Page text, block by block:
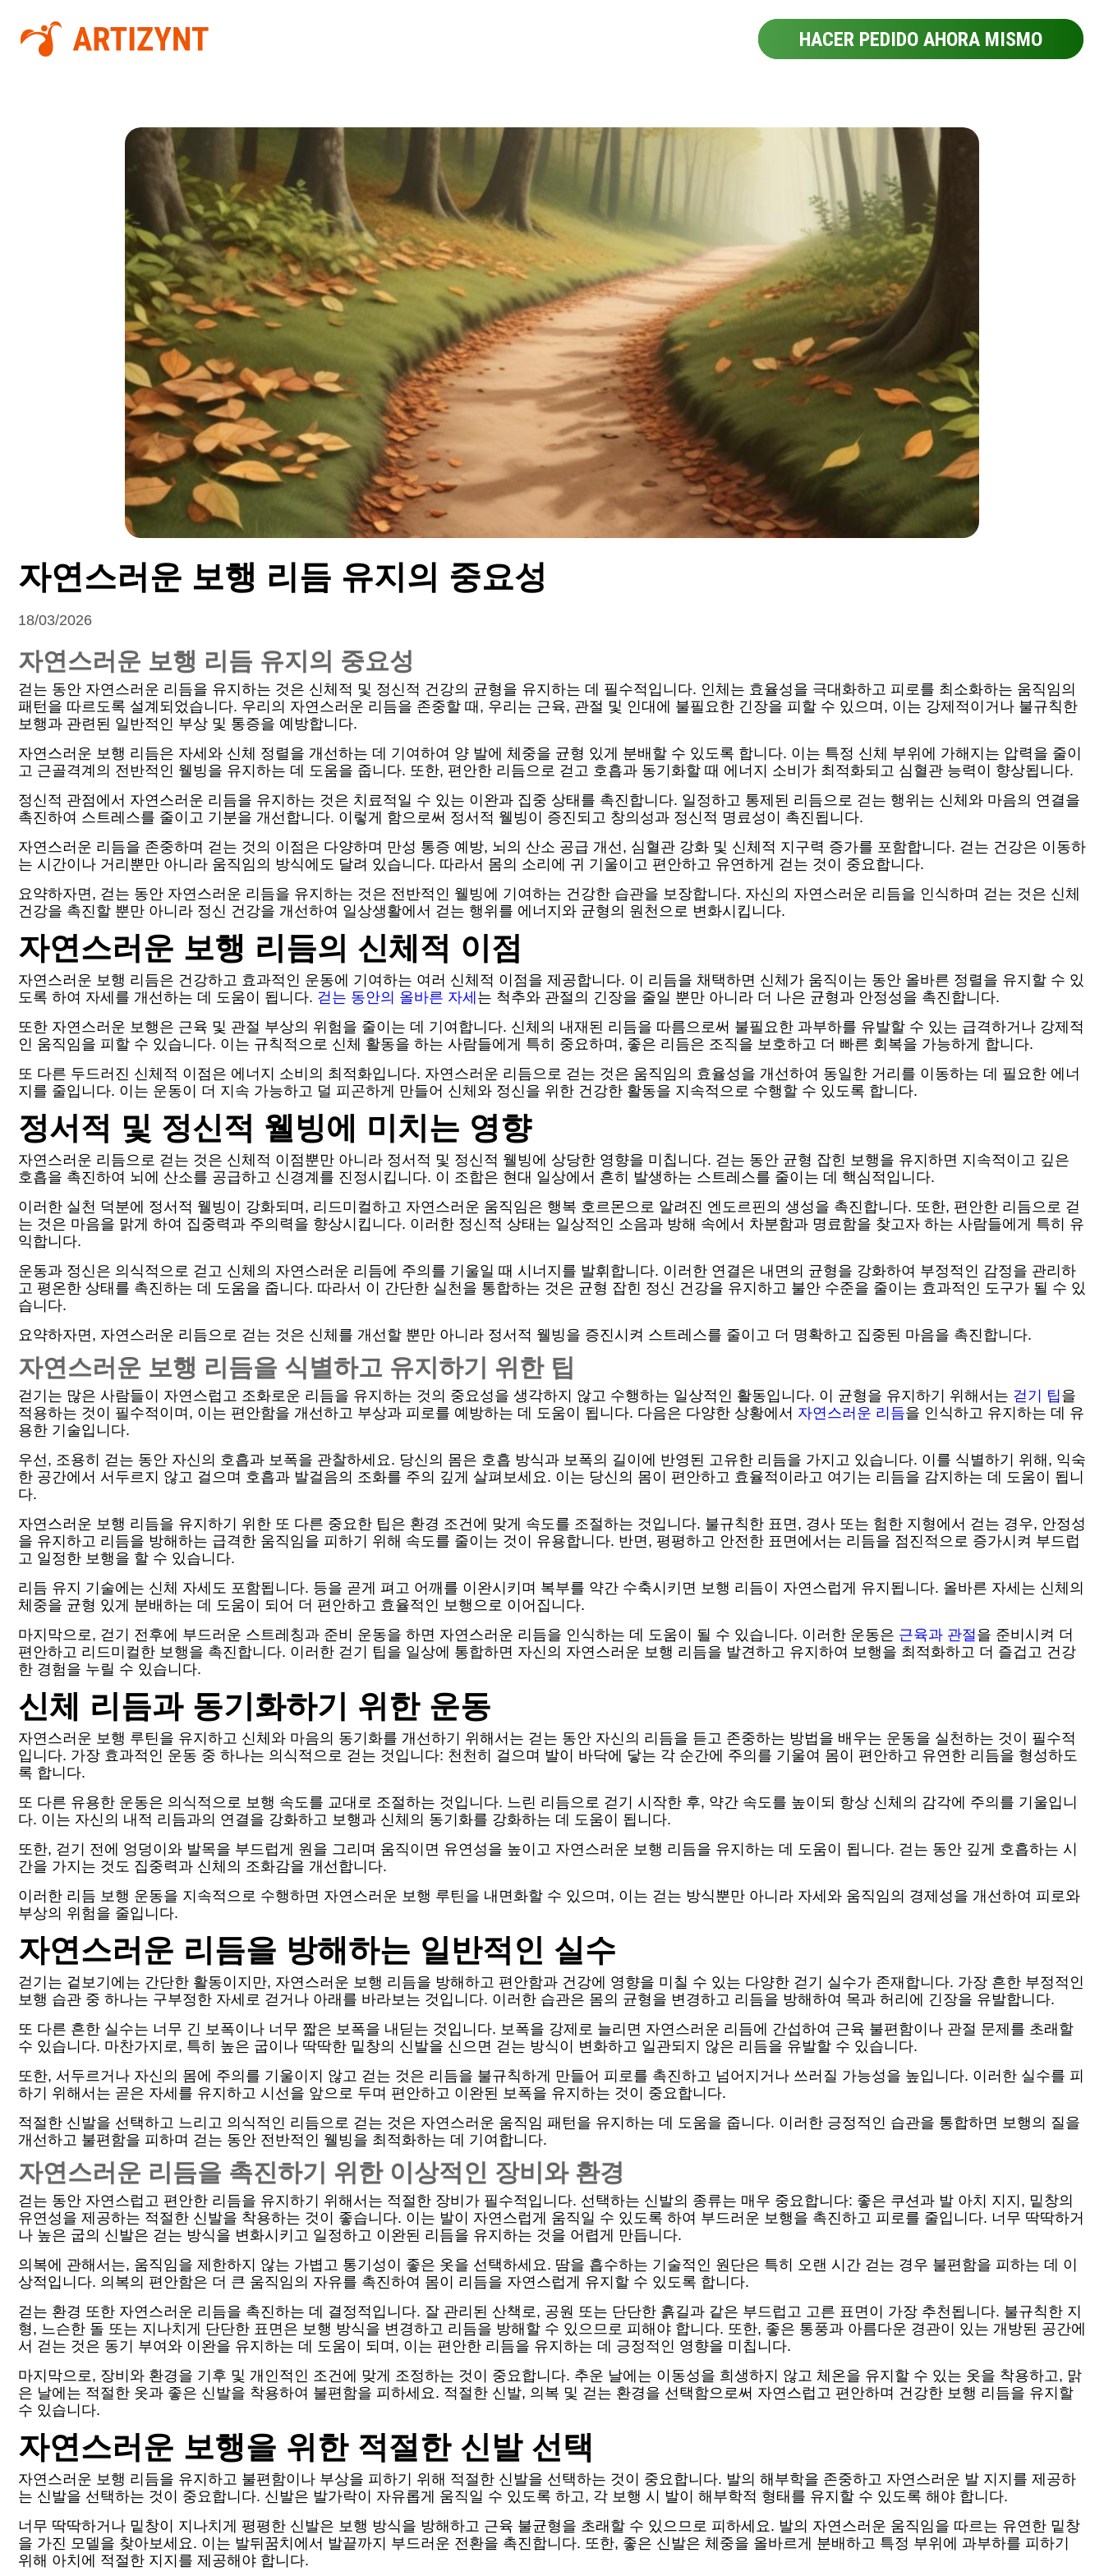
HACER PEDIDO AHORA MISMO
자연스러운 보행 리듬 유지의 중요성
18/03/2026
자연스러운 보행 리듬 유지의 중요성
걷는 동안 자연스러운 리듬을 유지하는 것은 신체적 및 정신적 건강의 균형을 유지하는 데 필수적입니다. 인체는 효율성을 극대화하고 피로를 최소화하는 움직임의
패턴을 따르도록 설계되었습니다. 우리의 자연스러운 리듬을 존중할 때, 우리는 근육, 관절 및 인대에 불필요한 긴장을 피할 수 있으며, 이는 강제적이거나 불규칙한
보행과 관련된 일반적인 부상 및 통증을 예방합니다.
자연스러운 보행 리듬은 자세와 신체 정렬을 개선하는 데 기여하여 양 발에 체중을 균형 있게 분배할 수 있도록 합니다. 이는 특정 신체 부위에 가해지는 압력을 줄이
고 근골격계의 전반적인 웰빙을 유지하는 데 도움을 줍니다. 또한, 편안한 리듬으로 걷고 호흡과 동기화할 때 에너지 소비가 최적화되고 심혈관 능력이 향상됩니다.
정신적 관점에서 자연스러운 리듬을 유지하는 것은 치료적일 수 있는 이완과 집중 상태를 촉진합니다. 일정하고 통제된 리듬으로 걷는 행위는 신체와 마음의 연결을
촉진하여 스트레스를 줄이고 기분을 개선합니다. 이렇게 함으로써 정서적 웰빙이 증진되고 창의성과 정신적 명료성이 촉진됩니다.
자연스러운 리듬을 존중하며 걷는 것의 이점은 다양하며 만성 통증 예방, 뇌의 산소 공급 개선, 심혈관 강화 및 신체적 지구력 증가를 포함합니다. 걷는 건강은 이동하
는 시간이나 거리뿐만 아니라 움직임의 방식에도 달려 있습니다. 따라서 몸의 소리에 귀 기울이고 편안하고 유연하게 걷는 것이 중요합니다.
요약하자면, 걷는 동안 자연스러운 리듬을 유지하는 것은 전반적인 웰빙에 기여하는 건강한 습관을 보장합니다. 자신의 자연스러운 리듬을 인식하며 걷는 것은 신체
건강을 촉진할 뿐만 아니라 정신 건강을 개선하여 일상생활에서 걷는 행위를 에너지와 균형의 원천으로 변화시킵니다.
자연스러운 보행 리듬의 신체적 이점
자연스러운 보행 리듬은 건강하고 효과적인 운동에 기여하는 여러 신체적 이점을 제공합니다. 이 리듬을 채택하면 신체가 움직이는 동안 올바른 정렬을 유지할 수 있
도록 하여 자세를 개선하는 데 도움이 됩니다. 걷는 동안의 올바른 자세 는 척추와 관절의 긴장을 줄일 뿐만 아니라 더 나은 균형과 안정성을 촉진합니다.
또한 자연스러운 보행은 근육 및 관절 부상의 위험을 줄이는 데 기여합니다. 신체의 내재된 리듬을 따름으로써 불필요한 과부하를 유발할 수 있는 급격하거나 강제적
인 움직임을 피할 수 있습니다. 이는 규칙적으로 신체 활동을 하는 사람들에게 특히 중요하며, 좋은 리듬은 조직을 보호하고 더 빠른 회복을 가능하게 합니다.
또 다른 두드러진 신체적 이점은 에너지 소비의 최적화입니다. 자연스러운 리듬으로 걷는 것은 움직임의 효율성을 개선하여 동일한 거리를 이동하는 데 필요한 에너
지를 줄입니다. 이는 운동이 더 지속 가능하고 덜 피곤하게 만들어 신체와 정신을 위한 건강한 활동을 지속적으로 수행할 수 있도록 합니다.
정서적 및 정신적 웰빙에 미치는 영향
자연스러운 리듬으로 걷는 것은 신체적 이점뿐만 아니라 정서적 및 정신적 웰빙에 상당한 영향을 미칩니다. 걷는 동안 균형 잡힌 보행을 유지하면 지속적이고 깊은
호흡을 촉진하여 뇌에 산소를 공급하고 신경계를 진정시킵니다. 이 조합은 현대 일상에서 흔히 발생하는 스트레스를 줄이는 데 핵심적입니다.
이러한 실천 덕분에 정서적 웰빙이 강화되며, 리드미컬하고 자연스러운 움직임은 행복 호르몬으로 알려진 엔도르핀의 생성을 촉진합니다. 또한, 편안한 리듬으로 걷
는 것은 마음을 맑게 하여 집중력과 주의력을 향상시킵니다. 이러한 정신적 상태는 일상적인 소음과 방해 속에서 차분함과 명료함을 찾고자 하는 사람들에게 특히 유
익합니다.
운동과 정신은 의식적으로 걷고 신체의 자연스러운 리듬에 주의를 기울일 때 시너지를 발휘합니다. 이러한 연결은 내면의 균형을 강화하여 부정적인 감정을 관리하
고 평온한 상태를 촉진하는 데 도움을 줍니다. 따라서 이 간단한 실천을 통합하는 것은 균형 잡힌 정신 건강을 유지하고 불안 수준을 줄이는 효과적인 도구가 될 수 있
습니다.
요약하자면, 자연스러운 리듬으로 걷는 것은 신체를 개선할 뿐만 아니라 정서적 웰빙을 증진시켜 스트레스를 줄이고 더 명확하고 집중된 마음을 촉진합니다.
자연스러운 보행 리듬을 식별하고 유지하기 위한 팁
걷기는 많은 사람들이 자연스럽고 조화로운 리듬을 유지하는 것의 중요성을 생각하지 않고 수행하는 일상적인 활동입니다. 이 균형을 유지하기 위해서는 걷기 팁 을
적용하는 것이 필수적이며, 이는 편안함을 개선하고 부상과 피로를 예방하는 데 도움이 됩니다. 다음은 다양한 상황에서 자연스러운 리듬을 인식하고 유지하는 데 유
용한 기술입니다.
우선, 조용히 걷는 동안 자신의 호흡과 보폭을 관찰하세요. 당신의 몸은 호흡 방식과 보폭의 길이에 반영된 고유한 리듬을 가지고 있습니다. 이를 식별하기 위해, 익숙
한 공간에서 서두르지 않고 걸으며 호흡과 발걸음의 조화를 주의 깊게 살펴보세요. 이는 당신의 몸이 편안하고 효율적이라고 여기는 리듬을 감지하는 데 도움이 됩니
다.
자연스러운 보행 리듬을 유지하기 위한 또 다른 중요한 팁은 환경 조건에 맞게 속도를 조절하는 것입니다. 불규칙한 표면, 경사 또는 험한 지형에서 걷는 경우, 안정성
을 유지하고 리듬을 방해하는 급격한 움직임을 피하기 위해 속도를 줄이는 것이 유용합니다. 반면, 평평하고 안전한 표면에서는 리듬을 점진적으로 증가시켜 부드럽
고 일정한 보행을 할 수 있습니다.
리듬 유지 기술에는 신체 자세도 포함됩니다. 등을 곧게 펴고 어깨를 이완시키며 복부를 약간 수축시키면 보행 리듬이 자연스럽게 유지됩니다. 올바른 자세는 신체의
체중을 균형 있게 분배하는 데 도움이 되어 더 편안하고 효율적인 보행으로 이어집니다.
마지막으로, 걷기 전후에 부드러운 스트레칭과 준비 운동을 하면 자연스러운 리듬을 인식하는 데 도움이 될 수 있습니다. 이러한 운동은 근육과 관절 을 준비시켜 더
편안하고 리드미컬한 보행을 촉진합니다. 이러한 걷기 팁을 일상에 통합하면 자신의 자연스러운 보행 리듬을 발견하고 유지하여 보행을 최적화하고 더 즐겁고 건강
한 경험을 누릴 수 있습니다.
신체 리듬과 동기화하기 위한 운동
자연스러운 보행 루틴을 유지하고 신체와 마음의 동기화를 개선하기 위해서는 걷는 동안 자신의 리듬을 듣고 존중하는 방법을 배우는 운동을 실천하는 것이 필수적
입니다. 가장 효과적인 운동 중 하나는 의식적으로 걷는 것입니다: 천천히 걸으며 발이 바닥에 닿는 각 순간에 주의를 기울여 몸이 편안하고 유연한 리듬을 형성하도
록 합니다.
또 다른 유용한 운동은 의식적으로 보행 속도를 교대로 조절하는 것입니다. 느린 리듬으로 걷기 시작한 후, 약간 속도를 높이되 항상 신체의 감각에 주의를 기울입니
다. 이는 자신의 내적 리듬과의 연결을 강화하고 보행과 신체의 동기화를 강화하는 데 도움이 됩니다.
또한, 걷기 전에 엉덩이와 발목을 부드럽게 원을 그리며 움직이면 유연성을 높이고 자연스러운 보행 리듬을 유지하는 데 도움이 됩니다. 걷는 동안 깊게 호흡하는 시
간을 가지는 것도 집중력과 신체의 조화감을 개선합니다.
이러한 리듬 보행 운동을 지속적으로 수행하면 자연스러운 보행 루틴을 내면화할 수 있으며, 이는 걷는 방식뿐만 아니라 자세와 움직임의 경제성을 개선하여 피로와
부상의 위험을 줄입니다.
자연스러운 리듬을 방해하는 일반적인 실수
걷기는 겉보기에는 간단한 활동이지만, 자연스러운 보행 리듬을 방해하고 편안함과 건강에 영향을 미칠 수 있는 다양한 걷기 실수가 존재합니다. 가장 흔한 부정적인
보행 습관 중 하나는 구부정한 자세로 걷거나 아래를 바라보는 것입니다. 이러한 습관은 몸의 균형을 변경하고 리듬을 방해하여 목과 허리에 긴장을 유발합니다.
또 다른 흔한 실수는 너무 긴 보폭이나 너무 짧은 보폭을 내딛는 것입니다. 보폭을 강제로 늘리면 자연스러운 리듬에 간섭하여 근육 불편함이나 관절 문제를 초래할
수 있습니다. 마찬가지로, 특히 높은 굽이나 딱딱한 밑창의 신발을 신으면 걷는 방식이 변화하고 일관되지 않은 리듬을 유발할 수 있습니다.
또한, 서두르거나 자신의 몸에 주의를 기울이지 않고 걷는 것은 리듬을 불규칙하게 만들어 피로를 촉진하고 넘어지거나 쓰러질 가능성을 높입니다. 이러한 실수를 피
하기 위해서는 곧은 자세를 유지하고 시선을 앞으로 두며 편안하고 이완된 보폭을 유지하는 것이 중요합니다.
적절한 신발을 선택하고 느리고 의식적인 리듬으로 걷는 것은 자연스러운 움직임 패턴을 유지하는 데 도움을 줍니다. 이러한 긍정적인 습관을 통합하면 보행의 질을
개선하고 불편함을 피하며 걷는 동안 전반적인 웰빙을 최적화하는 데 기여합니다.
자연스러운 리듬을 촉진하기 위한 이상적인 장비와 환경
걷는 동안 자연스럽고 편안한 리듬을 유지하기 위해서는 적절한 장비가 필수적입니다. 선택하는 신발의 종류는 매우 중요합니다: 좋은 쿠션과 발 아치 지지, 밑창의
유연성을 제공하는 적절한 신발을 착용하는 것이 좋습니다. 이는 발이 자연스럽게 움직일 수 있도록 하여 부드러운 보행을 촉진하고 피로를 줄입니다. 너무 딱딱하거
나 높은 굽의 신발은 걷는 방식을 변화시키고 일정하고 이완된 리듬을 유지하는 것을 어렵게 만듭니다.
의복에 관해서는, 움직임을 제한하지 않는 가볍고 통기성이 좋은 옷을 선택하세요. 땀을 흡수하는 기술적인 원단은 특히 오랜 시간 걷는 경우 불편함을 피하는 데 이
상적입니다. 의복의 편안함은 더 큰 움직임의 자유를 촉진하여 몸이 리듬을 자연스럽게 유지할 수 있도록 합니다.
걷는 환경 또한 자연스러운 리듬을 촉진하는 데 결정적입니다. 잘 관리된 산책로, 공원 또는 단단한 흙길과 같은 부드럽고 고른 표면이 가장 추천됩니다. 불규칙한 지
형, 느슨한 돌 또는 지나치게 단단한 표면은 보행 방식을 변경하고 리듬을 방해할 수 있으므로 피해야 합니다. 또한, 좋은 통풍과 아름다운 경관이 있는 개방된 공간에
서 걷는 것은 동기 부여와 이완을 유지하는 데 도움이 되며, 이는 편안한 리듬을 유지하는 데 긍정적인 영향을 미칩니다.
마지막으로, 장비와 환경을 기후 및 개인적인 조건에 맞게 조정하는 것이 중요합니다. 추운 날에는 이동성을 희생하지 않고 체온을 유지할 수 있는 옷을 착용하고, 맑
은 날에는 적절한 옷과 좋은 신발을 착용하여 불편함을 피하세요. 적절한 신발, 의복 및 걷는 환경을 선택함으로써 자연스럽고 편안하며 건강한 보행 리듬을 유지할
수 있습니다.
자연스러운 보행을 위한 적절한 신발 선택
자연스러운 보행 리듬을 유지하고 불편함이나 부상을 피하기 위해 적절한 신발을 선택하는 것이 중요합니다. 발의 해부학을 존중하고 자연스러운 발 지지를 제공하
는 신발을 선택하는 것이 중요합니다. 신발은 발가락이 자유롭게 움직일 수 있도록 하고, 각 보행 시 발이 해부학적 형태를 유지할 수 있도록 해야 합니다.
너무 딱딱하거나 밑창이 지나치게 평평한 신발은 보행 방식을 방해하고 근육 불균형을 초래할 수 있으므로 피하세요. 발의 자연스러운 움직임을 따르는 유연한 밑창
을 가진 모델을 찾아보세요. 이는 발뒤꿈치에서 발끝까지 부드러운 전환을 촉진합니다. 또한, 좋은 신발은 체중을 올바르게 분배하고 특정 부위에 과부하를 피하기
위해 아치에 적절한 지지를 제공해야 합니다.